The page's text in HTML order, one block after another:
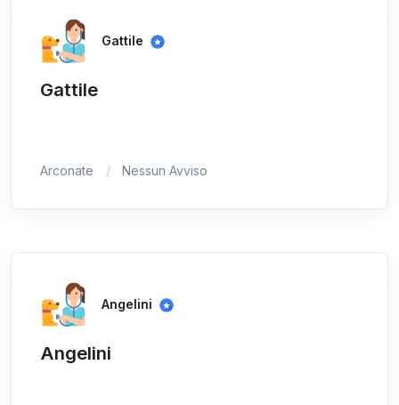
Gattile
Gattile
Arconate Nessun Avviso
Angelini
Angelini